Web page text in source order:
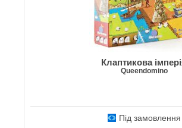
Клаптикова
Queendomino
Під замовлення